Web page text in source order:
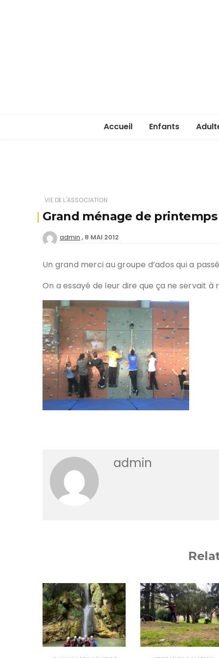
Accueil Enfants
VIE DE L'ASSOCIATION
Grand ménage de
admin 8 MAI 2012
Un grand merci au groupe d’ados qui a
On a essayé de leur dire que ça ne servait
admin